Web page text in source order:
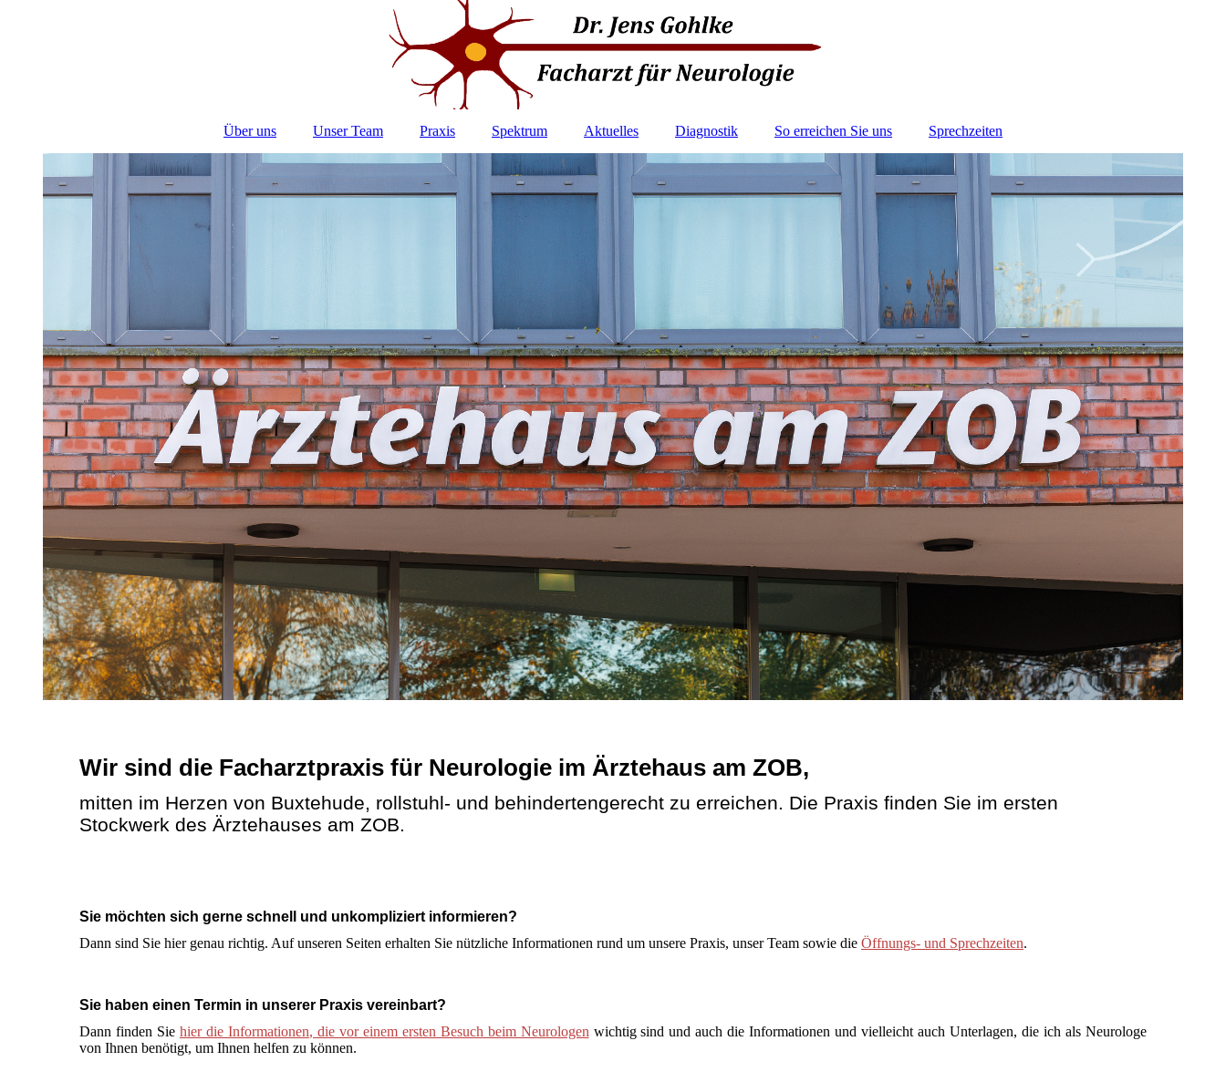
Über uns Unser Team Praxis Spektrum Aktuelles Diagnostik So erreichen Sie uns Sprechzeiten
Wir sind die Facharztpraxis für Neurologie im Ärztehaus am ZOB,
mitten im Herzen von Buxtehude, rollstuhl- und behindertengerecht zu erreichen. Die Praxis finden Sie im ersten
Stockwerk des Ärztehauses am ZOB.
Sie möchten sich gerne schnell und unkompliziert informieren?
Dann sind Sie hier genau richtig. Auf unseren Seiten erhalten Sie nützliche Informationen rund um unsere Praxis, unser Team sowie die Öffnungs- und Sprechzeiten.
Sie haben einen Termin in unserer Praxis vereinbart?
Dann finden Sie hierdie Informationen, die vor einem ersten Besuch beim Neurologen wichtig sind und auch die Informationen und vielleicht auch Unterlagen, die ich als Neurologe
von Ihnen benötigt, um Ihnen helfen zu können.